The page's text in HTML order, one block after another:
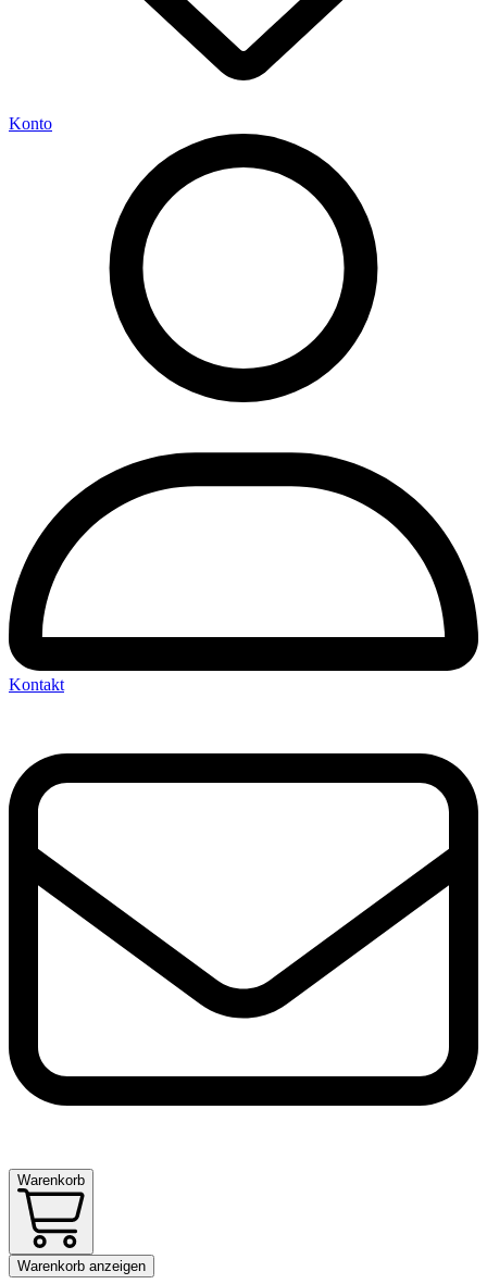
Konto
Kontakt
Warenkorb
Warenkorb anzeigen